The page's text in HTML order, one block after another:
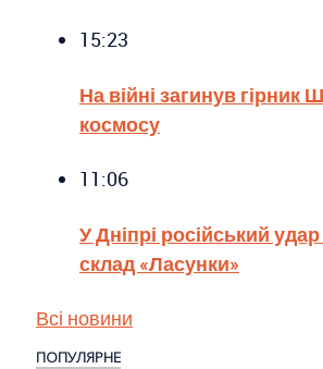
15:23
На війні загинув гірник
космосу
11:06
У Дніпрі російський
склад «Ласунки»
Всі новини
ПОПУЛЯРНЕ